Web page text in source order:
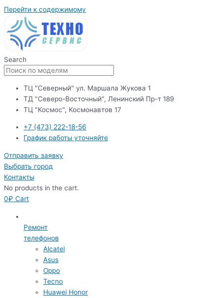
Перейти к содержимому
Search
ТЦ "Северный" ул. Маршала Жукова 1
ТД "Северо-Восточный", Ленинский Пр-т 189
ТЦ "Космос", Космонавтов 17
+7 (473) 222-18-56
График работы уточняйте
Отправить заявку
Выбрать город
Контакты
No products in the cart.
0₽ Cart
Ремонт
телефонов
Alcatel
Asus
Oppo
Tecno
Huawei Honor